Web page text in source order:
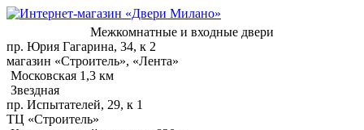
Межкомнатные и входные двери
пр. Юрия Гагарина, 34, к 2
магазин «Строитель», «Лента»
Московская 1,3 км
Звездная
пр. Испытателей, 29, к 1
ТЦ «Строитель»